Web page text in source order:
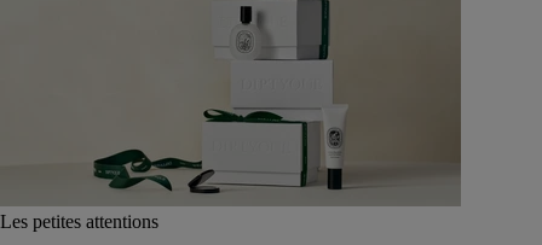
Les petites attentions